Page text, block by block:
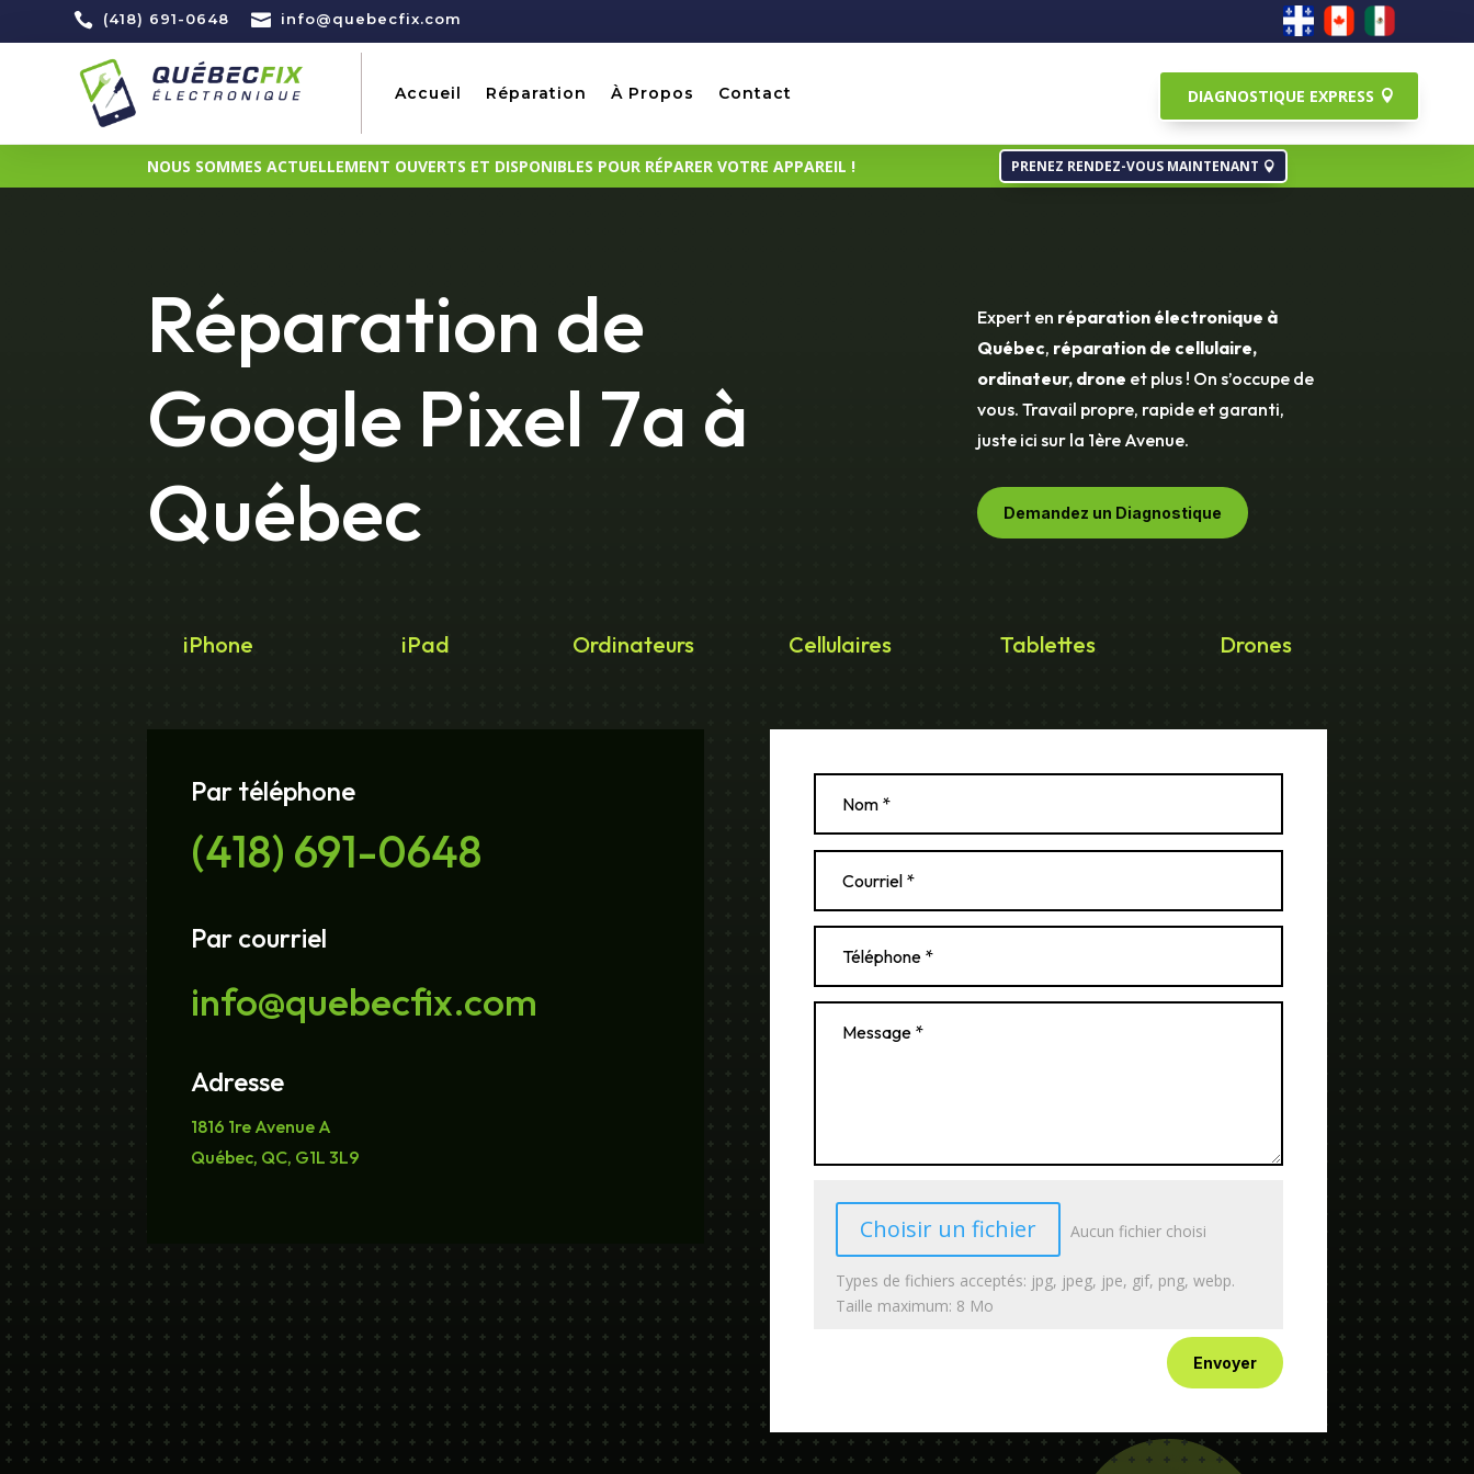
 (418) 691-0648  info@quebecfix.com
Accueil Réparation À Propos Contact DIAGNOSTIQUE EXPRESS
NOUS SOMMES ACTUELLEMENT OUVERTS ET DISPONIBLES POUR RÉPARER VOTRE APPAREIL ! PRENEZ RENDEZ-VOUS MAINTENANT
Réparation de
Google Pixel 7a à
Québec
Expert en réparation électronique à
Québec, réparation de cellulaire,
ordinateur, drone et plus ! On s’occupe de
vous. Travail propre, rapide et garanti,
juste ici sur la 1ère Avenue.
Demandez un Diagnostique
iPhone iPad Ordinateurs Cellulaires Tablettes Drones
Par téléphone
(418) 691-0648
Par courriel
info@quebecfix.com
Adresse
1816 1re Avenue A
Québec, QC, G1L 3L9
Choisir un fichier Aucun fichier choisi
Types de fichiers acceptés: jpg, jpeg, jpe, gif, png, webp.
Taille maximum: 8 Mo
Envoyer